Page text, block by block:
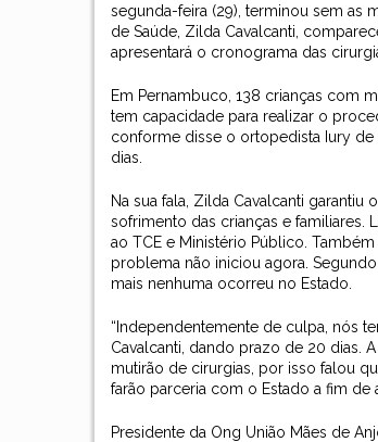
segunda-feira (29), terminou sem as
de Saúde, Zilda Cavalcanti,
apresentará o cronograma das
Em Pernambuco, 138 crianças com
tem capacidade para realizar o
conforme disse o ortopedista Iury
dias.
Na sua fala, Zilda Cavalcanti
sofrimento das crianças e familiares.
ao TCE e Ministério Público.
problema não iniciou agora.
mais nenhuma ocorreu no Estado.
“Independentemente de culpa, nós
Cavalcanti, dando prazo de 20 dias.
mutirão de cirurgias, por isso falou
farão parceria com o Estado a fim de
Presidente da Ong União Mães de